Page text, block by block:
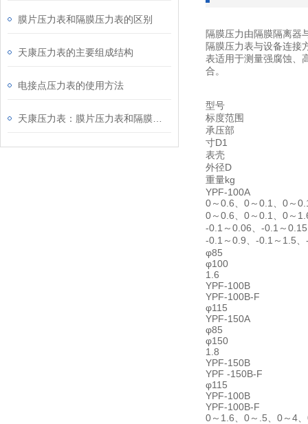
膜片压力表和隔膜压力表的区别
天康压力表的主要组成结构
电接点压力表的使用方法
隔膜压力由隔膜隔离器
隔膜压力表与设备连接
表适用于测量强腐蚀、
合。
型号
标度范围
承压部
寸D1
表壳
外径D
重量kg
YPF-100A
0～0.6、0～0.1、0～
0～0.6、0～0.1、0～
-0.1～0.06、-0.1～
-0.1～0.9、-0.1～1.5
φ85
φ100
1.6
YPF-100B
YPF-100B-F
φ115
YPF-150A
φ85
φ150
1.8
YPF-150B
YPF -150B-F
φ115
YPF-100B
YPF-100B-F
0～1.6、0～.5、0～4